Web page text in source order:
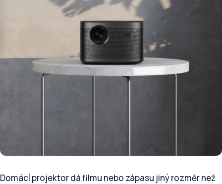
Domácí projektor dá filmu nebo zápasu jiný rozměr než